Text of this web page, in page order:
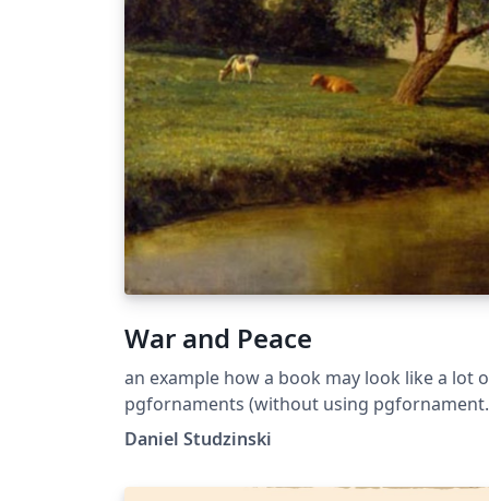
War and Peace
an example how a book may look like a lot of
pgfornaments (without using
thanks to Dr. Lian Tze Lim from Overleaf) can
(almost canon conform) but with the
Daniel Studzinski